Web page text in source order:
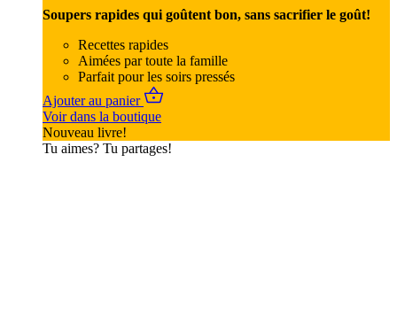
Soupers rapides qui goûtent bon, sans sacrifier le goût!
Recettes rapides
Aimées par toute la famille
Parfait pour les soirs pressés
Ajouter au panier
Voir dans la boutique
Nouveau livre!
Tu aimes? Tu partages!